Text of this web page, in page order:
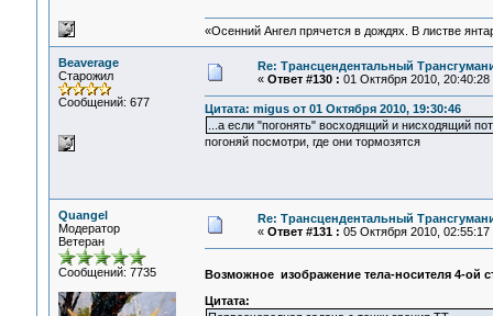
«Осенний Ангел прячется в дождях. В листве
Beaverage
Старожил
Сообщений: 677
Re: Трансцендентальный
« Ответ #130 : 01 Октября 2010, 20:40:28
Цитата: migus от 01 Октября 2010, 19:30:46
...а если "погонять" восходящий и нисходящий
погоняй посмотри, где они тормозятся
Quangel
Модератор
Ветеран
Сообщений: 7735
Re: Трансцендентальный
« Ответ #131 : 05 Октября 2010, 02:55:17
Возможное изображение тела-носителя 4-ой
Цитата: